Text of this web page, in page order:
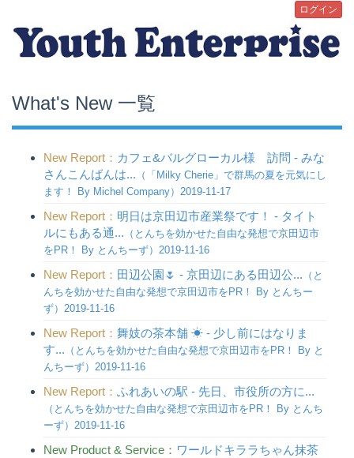
ログイン
What's New 一覧
New Report： カフェ&バルグローカル様 訪問 - みな
さんこんばんは... （「Milky Cherie」で群馬の夏を元気にし
ます！ By Michel Company）2019-11-17
New Report： 明日は京田辺市産業祭です！ - タイト
ルにもある通... （とんちを効かせた自由な発想で京田辺市
をPR！ By とんちーず）2019-11-16
New Report： 田辺公園🌷 - 京田辺にある田辺公... （と
んちを効かせた自由な発想で京田辺市をPR！ By とんちー
ず）2019-11-16
New Report： 舞妓の茶本舗 ☀︎ - 少し前にはなりま
す... （とんちを効かせた自由な発想で京田辺市をPR！ By と
んちーず）2019-11-16
New Report： ふれあいの駅 - 先日、市役所の方に...
（とんちを効かせた自由な発想で京田辺市をPR！ By とんち
ーず）2019-11-16
New Product & Service： ワールドキララちゃん抹茶